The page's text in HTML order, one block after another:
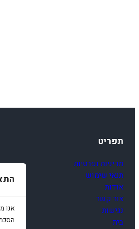
אנו
תפריט
מדיניות ופרטיות
תנאי שימוש
אודות
צור קשר
נגישות
בית